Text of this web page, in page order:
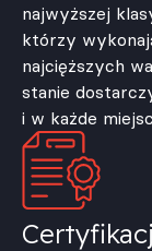
najwyższej
którzy
najcięższych
stanie
i w każde